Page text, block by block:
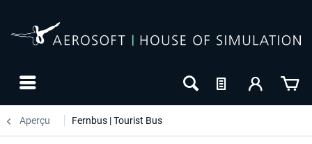
Aperçu Fernbus | Tourist Bus